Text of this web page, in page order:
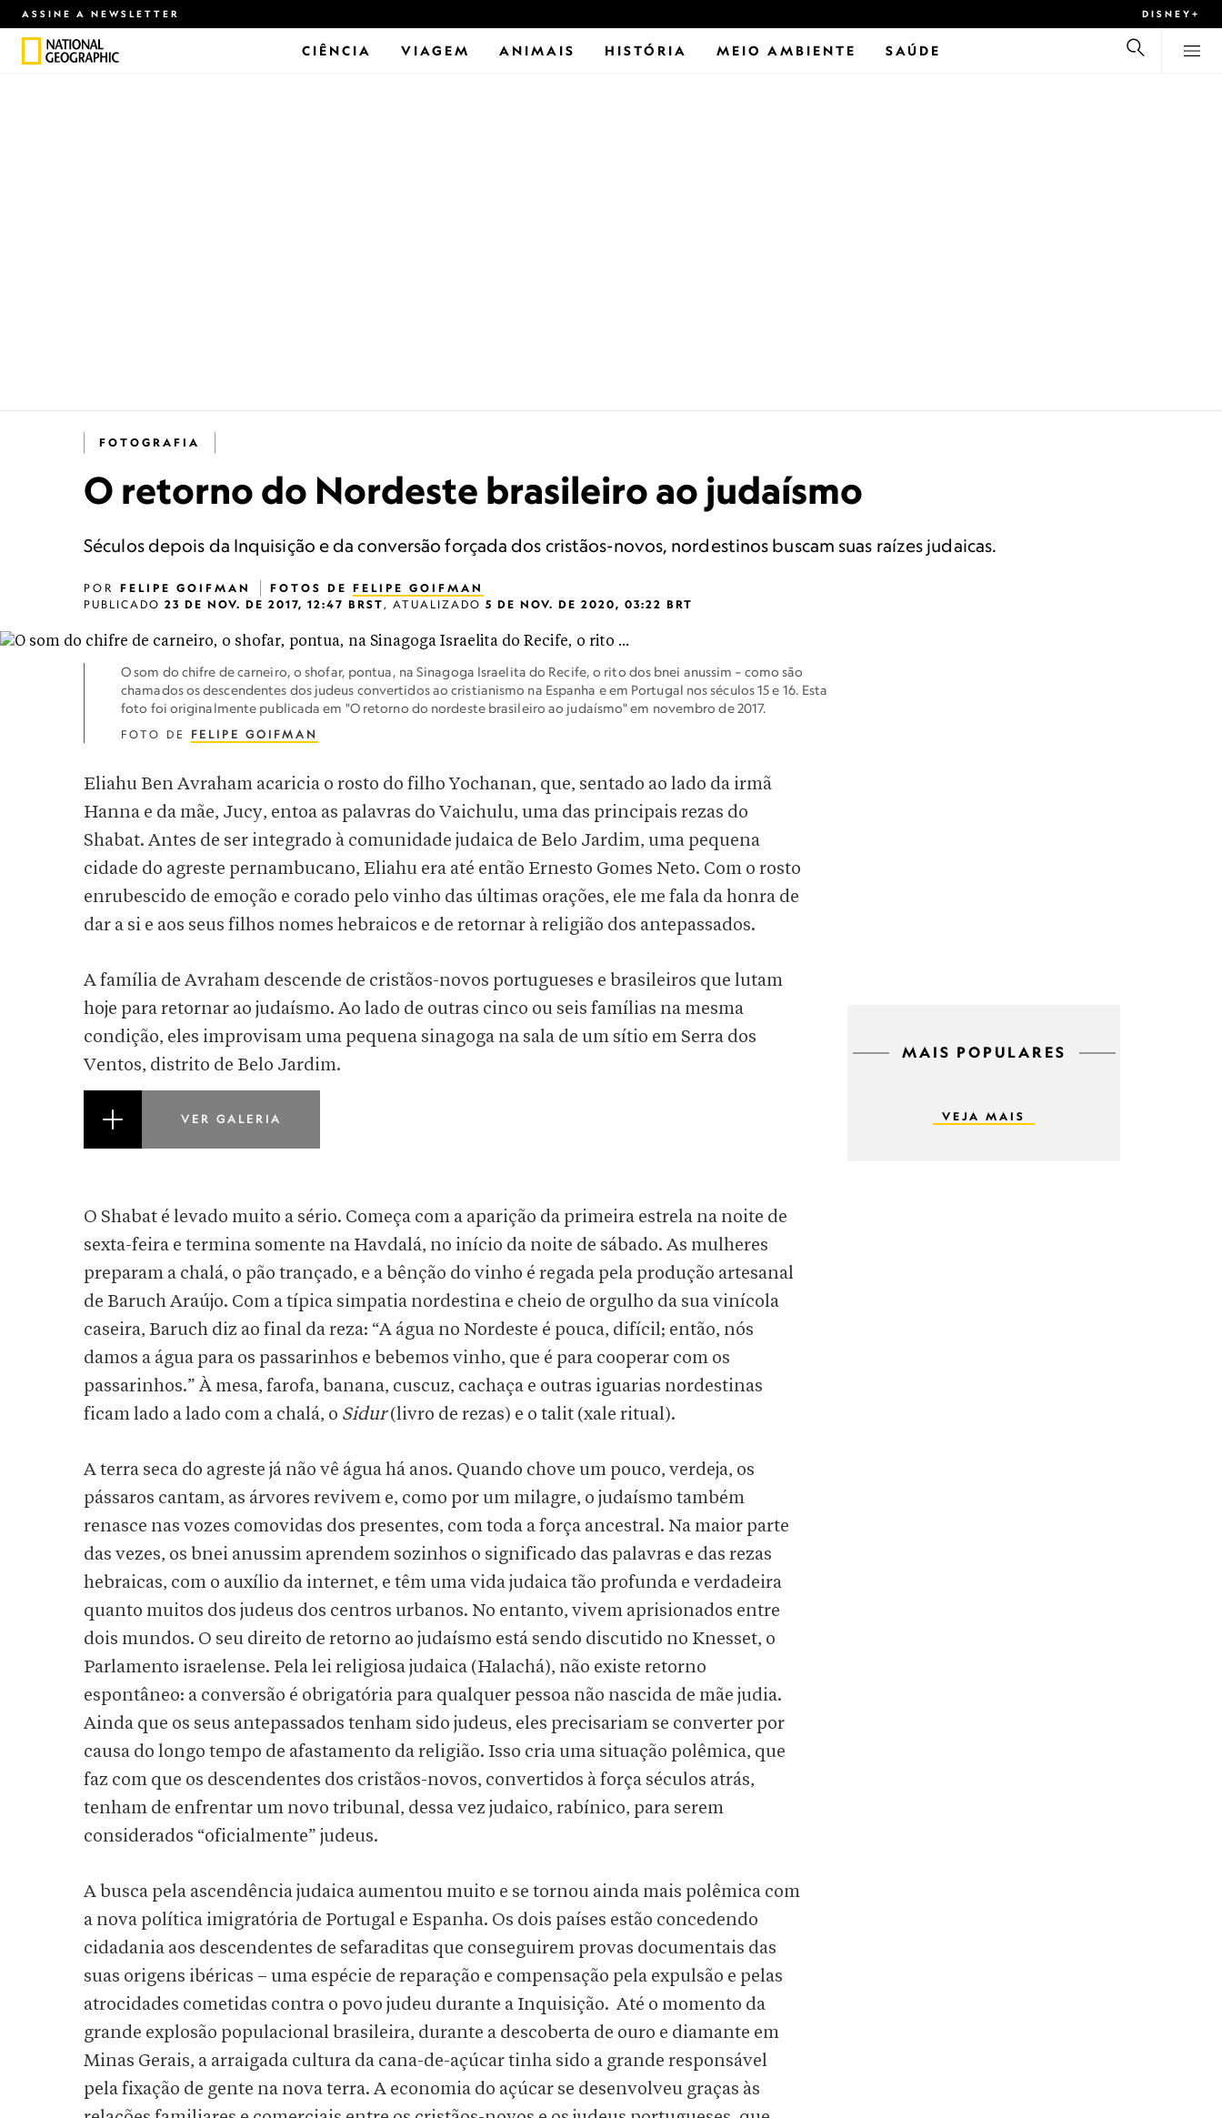
ASSINE A NEWSLETTER DISNEY+
CIÊNCIA VIAGEM ANIMAIS HISTÓRIA MEIO AMBIENTE SAÚDE
FOTOGRAFIA
O retorno do Nordeste brasileiro ao judaísmo
Séculos depois da Inquisição e da conversão forçada dos cristãos-novos, nordestinos buscam suas raízes judaicas.
POR FELIPE GOIFMAN FOTOS DE FELIPE GOIFMAN
PUBLICADO 23 DE NOV. DE 2017, 12:47 BRST, ATUALIZADO 5 DE NOV. DE 2020, 03:22 BRT
O som do chifre de carneiro, o shofar, pontua, na Sinagoga Israelita do Recife, o rito dos bnei anussim – como são
chamados os descendentes dos judeus convertidos ao cristianismo na Espanha e em Portugal nos séculos 15 e 16. Esta
foto foi originalmente publicada em "O retorno do nordeste brasileiro ao judaísmo" em novembro de 2017.
FOTO DE FELIPE GOIFMAN
Eliahu Ben Avraham acaricia o rosto do filho Yochanan, que, sentado ao lado da irmã
Hanna e da mãe, Jucy, entoa as palavras do Vaichulu, uma das principais rezas do
Shabat. Antes de ser integrado à comunidade judaica de Belo Jardim, uma pequena
cidade do agreste pernambucano, Eliahu era até então Ernesto Gomes Neto. Com o rosto
enrubescido de emoção e corado pelo vinho das últimas orações, ele me fala da honra de
dar a si e aos seus filhos nomes hebraicos e de retornar à religião dos antepassados.
A família de Avraham descende de cristãos-novos portugueses e brasileiros que lutam
hoje para retornar ao judaísmo. Ao lado de outras cinco ou seis famílias na mesma
condição, eles improvisam uma pequena sinagoga na sala de um sítio em Serra dos
Ventos, distrito de Belo Jardim.
VER GALERIA
O Shabat é levado muito a sério. Começa com a aparição da primeira estrela na noite de
sexta-feira e termina somente na Havdalá, no início da noite de sábado. As mulheres
preparam a chalá, o pão trançado, e a bênção do vinho é regada pela produção artesanal
de Baruch Araújo. Com a típica simpatia nordestina e cheio de orgulho da sua vinícola
caseira, Baruch diz ao final da reza: “A água no Nordeste é pouca, difícil; então, nós
damos a água para os passarinhos e bebemos vinho, que é para cooperar com os
passarinhos.” À mesa, farofa, banana, cuscuz, cachaça e outras iguarias nordestinas
ficam lado a lado com a chalá, o Sidur(livro de rezas) e o talit (xale ritual).
A terra seca do agreste já não vê água há anos. Quando chove um pouco, verdeja, os
pássaros cantam, as árvores revivem e, como por um milagre, o judaísmo também
renasce nas vozes comovidas dos presentes, com toda a força ancestral. Na maior parte
das vezes, os bnei anussim aprendem sozinhos o significado das palavras e das rezas
hebraicas, com o auxílio da internet, e têm uma vida judaica tão profunda e verdadeira
quanto muitos dos judeus dos centros urbanos. No entanto, vivem aprisionados entre
dois mundos. O seu direito de retorno ao judaísmo está sendo discutido no Knesset, o
Parlamento israelense. Pela lei religiosa judaica (Halachá), não existe retorno
espontâneo: a conversão é obrigatória para qualquer pessoa não nascida de mãe judia.
Ainda que os seus antepassados tenham sido judeus, eles precisariam se converter por
causa do longo tempo de afastamento da religião. Isso cria uma situação polêmica, que
faz com que os descendentes dos cristãos-novos, convertidos à força séculos atrás,
tenham de enfrentar um novo tribunal, dessa vez judaico, rabínico, para serem
considerados “oficialmente” judeus.
A busca pela ascendência judaica aumentou muito e se tornou ainda mais polêmica com
a nova política imigratória de Portugal e Espanha. Os dois países estão concedendo
cidadania aos descendentes de sefaraditas que conseguirem provas documentais das
suas origens ibéricas – uma espécie de reparação e compensação pela expulsão e pelas
atrocidades cometidas contra o povo judeu durante a Inquisição. Até o momento da
grande explosão populacional brasileira, durante a descoberta de ouro e diamante em
Minas Gerais, a arraigada cultura da cana-de-açúcar tinha sido a grande responsável
pela fixação de gente na nova terra. A economia do açúcar se desenvolveu graças às
MAIS POPULARES
VEJA MAIS